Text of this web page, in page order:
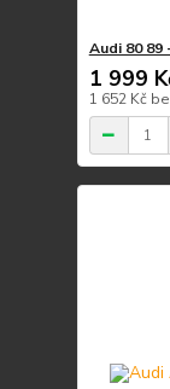
Audi 80
1 999
1 652 Kč